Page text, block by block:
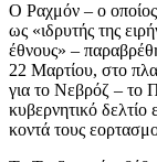
Ο Ραχμόν – ο οποίος
ως «ιδρυτής της
έθνους» –
22 Μαρτίου, στο
για το Νεβρόζ – το
κυβερνητικό
κοντά τους